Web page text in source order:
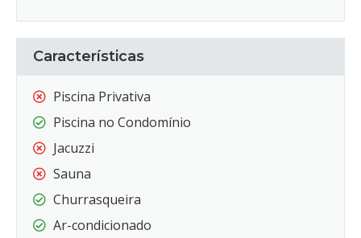
Características
Piscina Privativa
Piscina no Condomínio
Jacuzzi
Sauna
Churrasqueira
Ar-condicionado